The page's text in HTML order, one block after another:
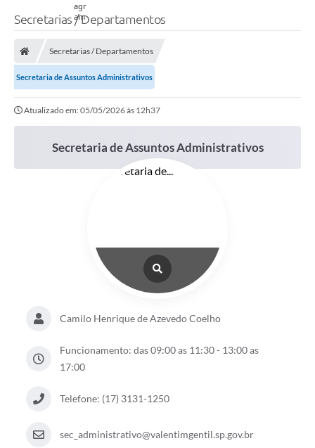
Secretarias / Departamentos
Secretarias / Departamentos
Secretaria de Assuntos Administrativos
Atualizado em: 05/05/2026 às 12h37
Secretaria de Assuntos Administrativos
Camilo Henrique de Azevedo Coelho
Funcionamento: das 09:00 as 11:30 - 13:00 as
17:00
Telefone: (17) 3131-1250
sec_administrativo@valentimgentil.sp.gov.br